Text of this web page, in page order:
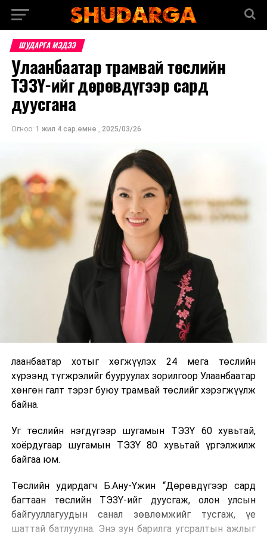
ШУДАРГА МЭДЭЭ
Улаанбаатар трамвай төслийн
ТЭЗҮ-ийг дөрөвдүгээр сард
дуусгана
Огноо: 1 жил 4 сар.өмнө , 2025/03/26
лаанбаатар хотыг хөгжүүлэх 24 мега төслийн
хүрээнд түгжрэлийг бууруулах зорилгоор Улаанбаатар
хөнгөн галт тэрэг буюу трамвай төслийг хэрэгжүүлж
байна.
Уг төслийн нэгдүгээр шугамын ТЭЗҮ 60 хувьтай,
хоёрдугаар шугамын ТЭЗҮ 80 хувьтай үргэлжилж
байгаа юм.
Төслийн удирдагч Б.Ану-Үжин “Дөрөвдүгээр сард
багтаан төслийн ТЭЗҮ-ийг дуусгаж, олон улсын
байгууллагуудын санал зөвлөмжийг тусгаж, үе
шаттай батлуулна. Энэ зун барилга угсралтын ажлыг